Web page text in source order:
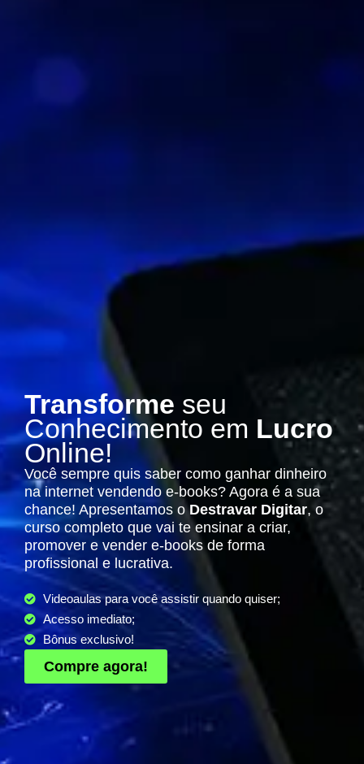
Transforme seu
Conhecimento em Lucro
Online!
Você sempre quis saber como ganhar dinheiro
na internet vendendo e-books? Agora é a sua
chance! Apresentamos oDestravar Digitar, o
curso completo que vai te ensinar a criar,
promover e vender e-books de forma
profissional e lucrativa.
Videoaulas para você assistir quando quiser;
Acesso imediato;
Bônus exclusivo!
Compre agora!